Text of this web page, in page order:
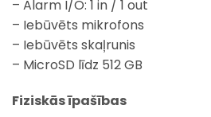
– Alarm I/O: 1 in / 1 out
– Iebūvēts mikrofons
– Iebūvēts skaļrunis
– MicroSD līdz 512 GB
Fiziskās īpašības